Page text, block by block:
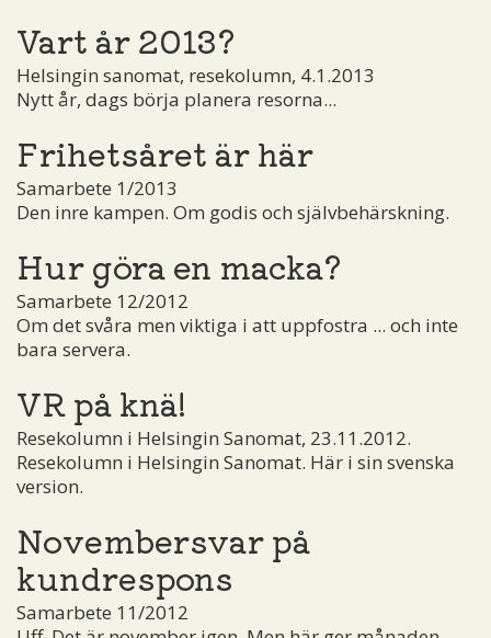
Vart år 2013?
Helsingin sanomat, resekolumn, 4.1.2013
Nytt år, dags börja planera resorna...
Frihetsåret är här
Samarbete 1/2013
Den inre kampen. Om godis och självbehärskning.
Hur göra en macka?
Samarbete 12/2012
Om det svåra men viktiga i att uppfostra ... och inte
bara servera.
VR på knä!
Resekolumn i Helsingin Sanomat, 23.11.2012.
Resekolumn i Helsingin Sanomat. Här i sin svenska
version.
Novembersvar på
kundrespons
Samarbete 11/2012